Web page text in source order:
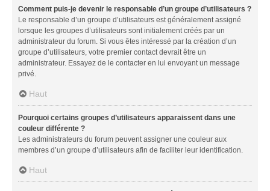
Comment puis-je devenir le responsable d’un groupe d’utilisateurs ?
Le responsable d’un groupe d’utilisateurs est généralement assigné
lorsque les groupes d’utilisateurs sont initialement créés par un
administrateur du forum. Si vous êtes intéressé par la création d’un
groupe d’utilisateurs, votre premier contact devrait être un
administrateur. Essayez de le contacter en lui envoyant un message
privé.
Haut
Pourquoi certains groupes d’utilisateurs apparaissent dans une
couleur différente ?
Les administrateurs du forum peuvent assigner une couleur aux
membres d’un groupe d’utilisateurs afin de faciliter leur identification.
Haut